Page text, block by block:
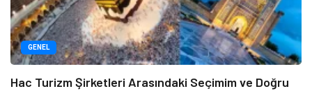
GENEL
Hac Turizm Şirketleri Arasındaki Seçimim ve Doğru